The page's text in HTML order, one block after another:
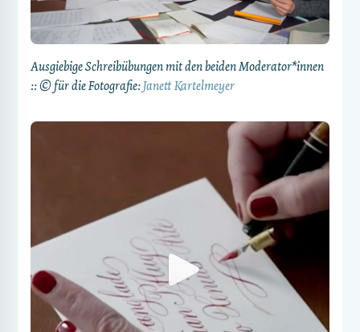
Ausgiebige Schreibübungen mit den beiden Moderator*innen
:: © für die Fotografie:Janett Kartelmeyer